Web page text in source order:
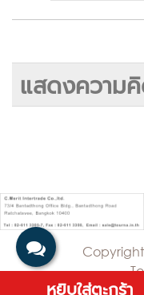
แสดงความคิ